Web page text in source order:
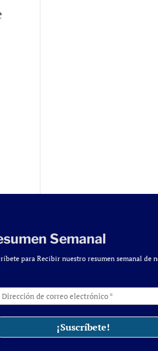
Semanal
para Recibir nuestro resumen semanal de